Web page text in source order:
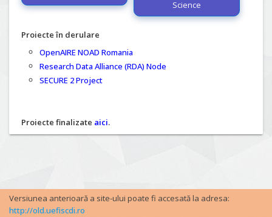
Science
Proiecte în derulare
OpenAIRE NOAD Romania
Research Data Alliance (RDA) Node
SECURE 2 Project
Proiecte finalizate aici.
Versiunea anterioară a site-ului poate fi accesată la adresa:
http://old.uefiscdi.ro